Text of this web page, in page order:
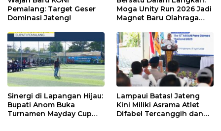
Pemalang: Target Geser
Dominasi Jateng!
Moga Unity Run 2026 Jadi
Magnet Baru Olahraga
Sinergi di Lapangan Hijau:
Bupati Anom Buka
Turnamen Mayday Cup
Lampaui Batas! Jateng
Kini Miliki Asrama Atlet
Difabel Tercanggih dan